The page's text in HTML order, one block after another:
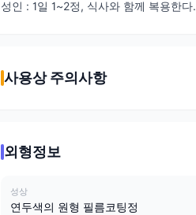
성인 : 1일 1~2정, 식사와 함께 복용한다.
사용상 주의사항
외형정보
성상
연두색의 원형 필름코팅정